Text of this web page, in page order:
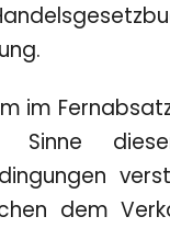
im
dem